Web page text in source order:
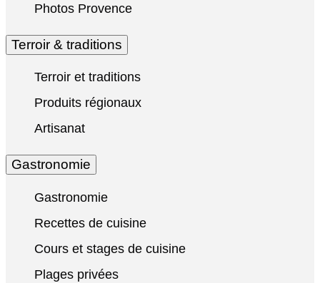
Photos Provence
Terroir & traditions
Terroir et traditions
Produits régionaux
Artisanat
Gastronomie
Gastronomie
Recettes de cuisine
Cours et stages de cuisine
Plages privées